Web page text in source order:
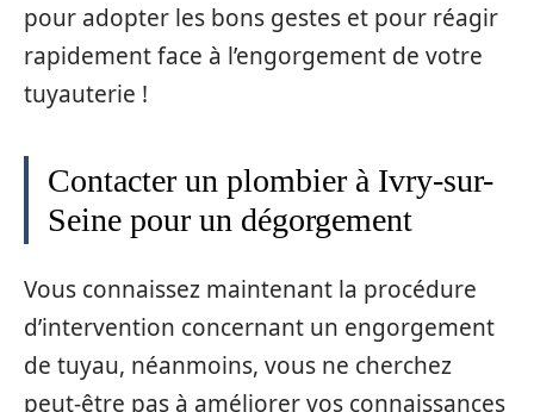
pour adopter les bons gestes et pour réagir
rapidement face à l’engorgement de votre
tuyauterie !
Contacter un plombier à Ivry-sur-
Seine pour un dégorgement
Vous connaissez maintenant la procédure
d’intervention concernant un engorgement
de tuyau, néanmoins, vous ne cherchez
peut-être pas à améliorer vos connaissances